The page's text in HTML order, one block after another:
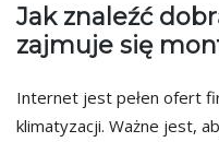
Jak znaleźć
zajmuje się
Internet jest pełen ofert
klimatyzacji. Ważne jest,